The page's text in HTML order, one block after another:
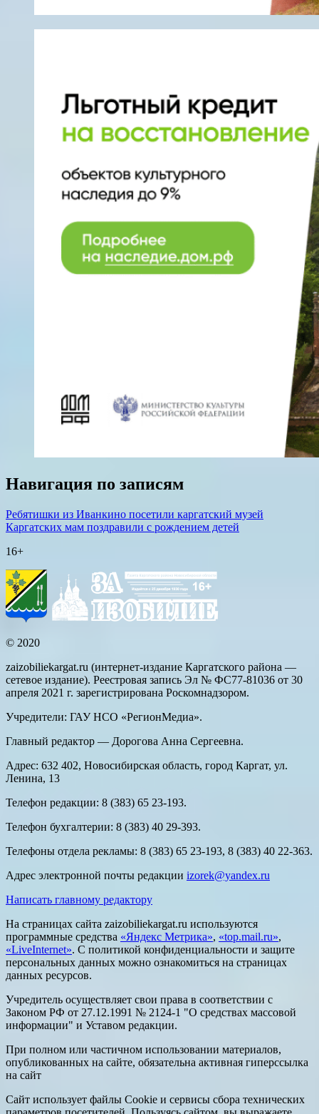
Навигация по записям
Ребятишки из Иванкино посетили каргатский музей
Каргатских мам поздравили с рождением детей
16+
© 2020
zaizobiliekargat.ru (интернет-издание Каргатского района —
сетевое издание). Реестровая запись Эл № ФС77-81036 от 30
апреля 2021 г. зарегистрирована Роскомнадзором.
Учредители: ГАУ НСО «РегионМедиа».
Главный редактор — Дорогова Анна Сергеевна.
Адрес: 632 402, Новосибирская область, город Каргат, ул.
Ленина, 13
Телефон редакции: 8 (383) 65 23-193.
Телефон бухгалтерии: 8 (383) 40 29-393.
Телефоны отдела рекламы: 8 (383) 65 23-193, 8 (383) 40 22-363.
Адрес электронной почты редакции izorek@yandex.ru
Написать главному редактору
На страницах сайта zaizobiliekargat.ru используются
программные средства «Яндекс Метрика», «top.mail.ru»,
«LiveInternet». С политикой конфиденциальности и защите
персональных данных можно ознакомиться на страницах
данных ресурсов.
Учредитель осуществляет свои права в соответствии с
Законом РФ от 27.12.1991 № 2124-1 "О средствах массовой
информации" и Уставом редакции.
При полном или частичном использовании материалов,
опубликованных на сайте, обязательна активная гиперссылка
на сайт
Сайт использует файлы Cookie и сервисы сбора технических